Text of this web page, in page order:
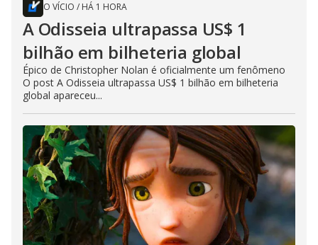
O VÍCIO / HÁ 1 HORA
A Odisseia ultrapassa US$ 1
bilhão em bilheteria global
Épico de Christopher Nolan é oficialmente um fenômeno
O post A Odisseia ultrapassa US$ 1 bilhão em bilheteria
global apareceu...